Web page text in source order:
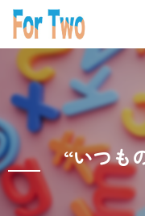
“いつも